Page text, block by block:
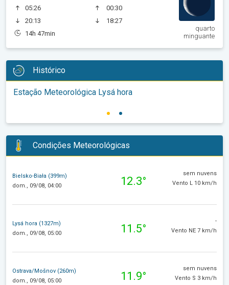
05:26
20:13
14h 47min
00:30
18:27
quarto
minguante
Histórico
Estação Meteorológica Lysá hora
Condições Meteorológicas
Bielsko-Biała (399m)
dom., 09/08, 04:00
12.3°
sem nuvens
Vento L 10 km/h
Lysá hora (1327m)
dom., 09/08, 05:00
11.5°
-
Vento NE 7 km/h
Ostrava/Mošnov (260m)
dom., 09/08, 05:00
11.9°
sem nuvens
Vento S 3 km/h